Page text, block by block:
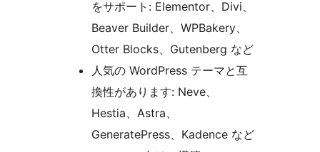
をサポート: Elementor、Divi、
Beaver Builder、WPBakery、
Otter Blocks、Gutenberg など
人気の WordPress テーマと互
換性があります: Neve、
Hestia、Astra、
GeneratePress、Kadence など